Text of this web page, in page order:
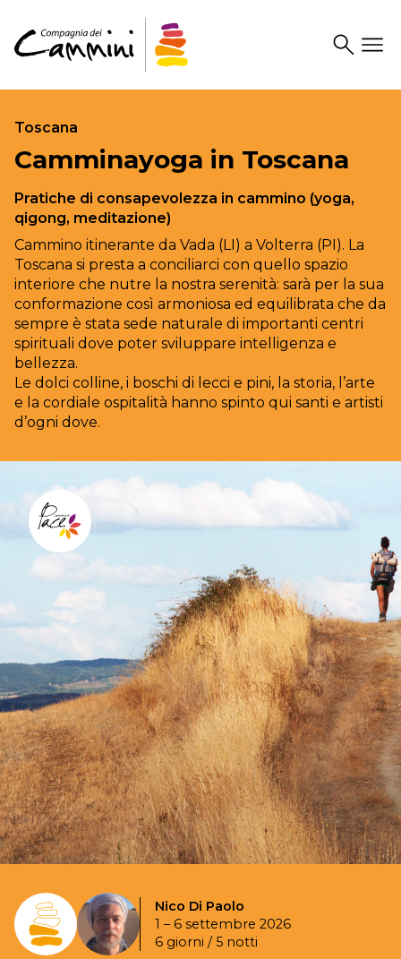
SearchDrawer
Toscana
Camminayoga in Toscana
Pratiche di consapevolezza in cammino (yoga,
qigong, meditazione)
Cammino itinerante da Vada (LI) a Volterra (PI). La
Toscana si presta a conciliarci con quello spazio
interiore che nutre la nostra serenità: sarà per la sua
conformazione così armoniosa ed equilibrata che da
sempre è stata sede naturale di importanti centri
spirituali dove poter sviluppare intelligenza e
bellezza.
Le dolci colline, i boschi di lecci e pini, la storia, l’arte
e la cordiale ospitalità hanno spinto qui santi e artisti
d’ogni dove.
Nico Di Paolo
1 – 6 settembre 2026
6 giorni / 5 notti